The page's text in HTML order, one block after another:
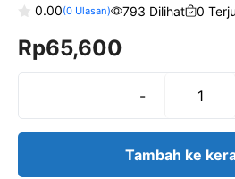
o
u
0.00(0Ulasan) 793 Dilihat 0
Rp65,600
-
bj
Tambah ke